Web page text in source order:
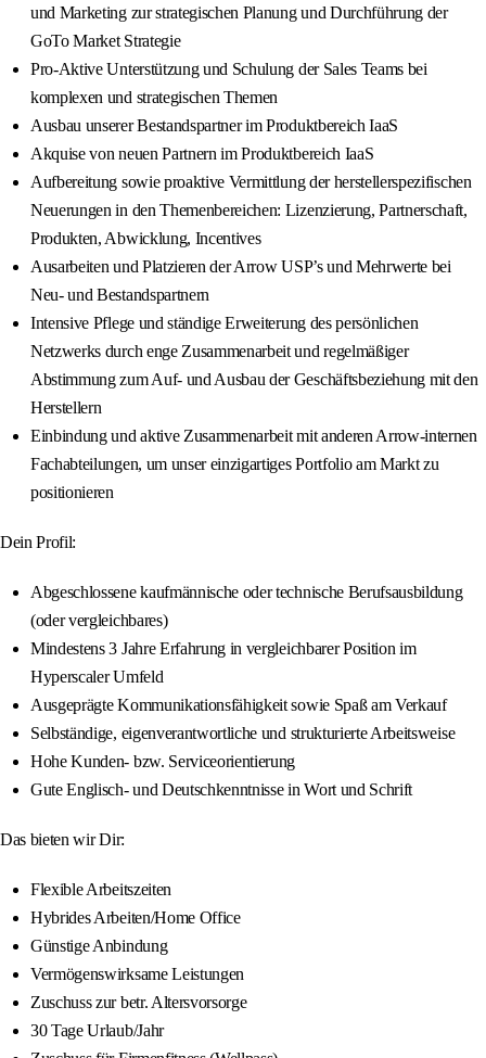
und Marketing zur strategischen Planung und Durchführung der
GoTo Market Strategie
Pro-Aktive Unterstützung und Schulung der Sales Teams bei
komplexen und strategischen Themen
Ausbau unserer Bestandspartner im Produktbereich IaaS
Akquise von neuen Partnern im Produktbereich IaaS
Aufbereitung sowie proaktive Vermittlung der herstellerspezifischen
Neuerungen in den Themenbereichen: Lizenzierung, Partnerschaft,
Produkten, Abwicklung, Incentives
Ausarbeiten und Platzieren der Arrow USP’s und Mehrwerte bei
Neu- und Bestandspartnern
Intensive Pflege und ständige Erweiterung des persönlichen
Netzwerks durch enge Zusammenarbeit und regelmäßiger
Abstimmung zum Auf- und Ausbau der Geschäftsbeziehung mit den
Herstellern
Einbindung und aktive Zusammenarbeit mit anderen Arrow-internen
Fachabteilungen, um unser einzigartiges Portfolio am Markt zu
positionieren
Dein Profil:
Abgeschlossene kaufmännische oder technische Berufsausbildung
(oder vergleichbares)
Mindestens 3 Jahre Erfahrung in vergleichbarer Position im
Hyperscaler Umfeld
Ausgeprägte Kommunikationsfähigkeit sowie Spaß am Verkauf
Selbständige, eigenverantwortliche und strukturierte Arbeitsweise
Hohe Kunden- bzw. Serviceorientierung
Gute Englisch- und Deutschkenntnisse in Wort und Schrift
Das bieten wir Dir:
Flexible Arbeitszeiten
Hybrides Arbeiten/Home Office
Günstige Anbindung
Vermögenswirksame Leistungen
Zuschuss zur betr. Altersvorsorge
30 Tage Urlaub/Jahr